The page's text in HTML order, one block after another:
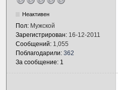
Неактивен
Пол: Мужской
Зарегистрирован: 16-12-2011
Сообщений: 1,055
Поблагодарили: 362
За сообщение: 1